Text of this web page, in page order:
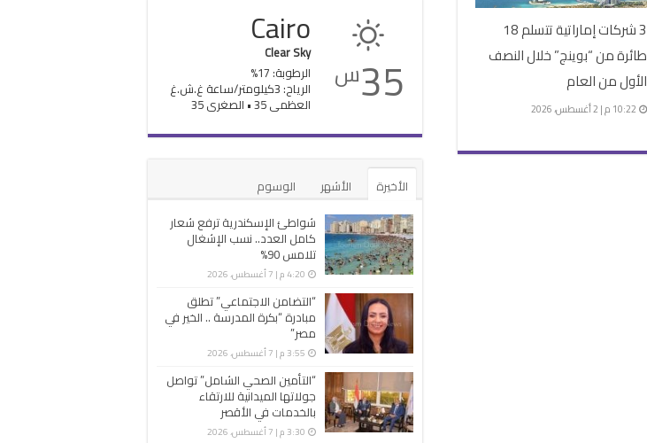
3 شركات إماراتية تتسلم 18
طائرة من “بوينج” خلال النصف
الأول من العام
10:22 م | 2 أغسطس، 2026 35س
Cairo
Clear Sky
الرطوبة: 17%
الرياح: 3كيلومتر/ساعة غ.ش.غ
العظمى 35 • الصغرى 35
الأخيرة الأشهر
الوسوم
شواطئ الإسكندرية ترفع شعار
كامل العدد.. نسب الإشغال
تلامس 90%
4:20 م | 7 أغسطس، 2026
“التضامن الاجتماعي” تطلق
مبادرة “بكرة المدرسة .. الخير في
مصر”
3:55 م | 7 أغسطس، 2026
“التأمين الصحي الشامل” تواصل
جولاتها الميدانية للارتقاء
بالخدمات في الأقصر
3:30 م | 7 أغسطس، 2026